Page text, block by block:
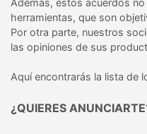
herramientas, que son
Por otra parte, nuestros
las opiniones de sus
Aquí encontrarás la lista de
¿QUIERES